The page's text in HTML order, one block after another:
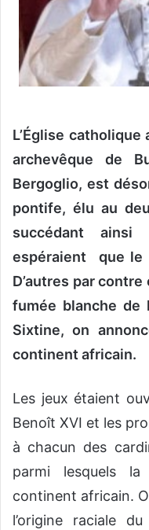
o
u
r
l
L’Église catholique
archevêque de
Bergoglio, est
pontife, élu au
succédant
espéraient que le
D’autres par contre
fumée blanche de
Sixtine, on
continent africain.
Les jeux étaient
Benoît XVI et les
à chacun des
parmi lesquels
continent africain.
l’origine raciale